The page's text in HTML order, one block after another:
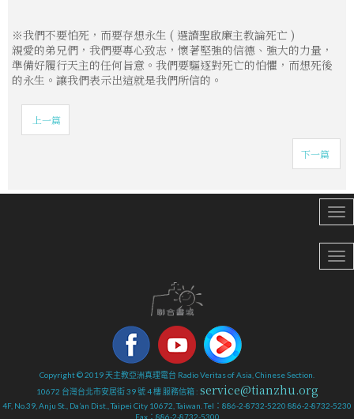
※我們不要怕死，而要存想永生 ( 選讀聖啟廉主教論死亡 )
親愛的弟兄們，我們要專心致志，懷著堅強的信德、強大的力量，
準備好履行天主的任何旨意。我們要驅逐對死亡的怕懼，而想死後
的永生。讓我們表示出這就是我們所信的。
上一篇
下一篇
Copyright © 2019 天主教亞洲真理電台 Radio Veritas of Asia, Chinese Section.
10672 台灣台北市安居街 39 號 4 樓 服務信箱 : service@tianzhu.org
4F, No.39, Anju St., Da’an Dist., Taipei City 10672, Taiwan. Tel：886-2-8732-5220 886-2-8732-5230
Fax：886-2-8732-5300